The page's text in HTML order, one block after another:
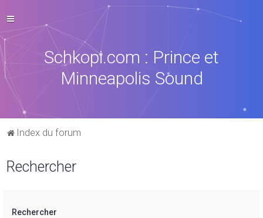
Schkopi.com : Prince et
Minneapolis Sound
Index du forum
Rechercher
Rechercher